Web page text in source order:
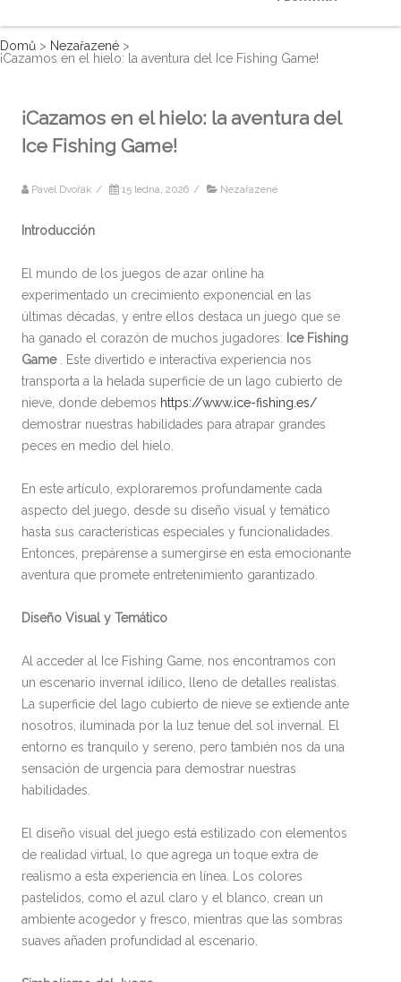
Domů > Nezařazené >
¡Cazamos en el hielo: la aventura del Ice Fishing Game!
¡Cazamos en el hielo: la aventura del
Ice Fishing Game!
Pavel Dvořák / 15 ledna, 2026 / Nezařazené
Introducción
El mundo de los juegos de azar online ha
experimentado un crecimiento exponencial en las
últimas décadas, y entre ellos destaca un juego que se
ha ganado el corazón de muchos jugadores: Ice Fishing
Game
. Este divertido e interactiva experiencia nos
transporta a la helada superficie de un lago cubierto de
nieve, donde debemos https://www.ice-fishing.es/
demostrar nuestras habilidades para atrapar grandes
peces en medio del hielo.
En este artículo, exploraremos profundamente cada
aspecto del juego, desde su diseño visual y temático
hasta sus características especiales y funcionalidades.
Entonces, prepárense a sumergirse en esta emocionante
aventura que promete entretenimiento garantizado.
Diseño Visual y Temático
Al acceder al Ice Fishing Game, nos encontramos con
un escenario invernal idílico, lleno de detalles realistas.
La superficie del lago cubierto de nieve se extiende ante
nosotros, iluminada por la luz tenue del sol invernal. El
entorno es tranquilo y sereno, pero también nos da una
sensación de urgencia para demostrar nuestras
habilidades.
El diseño visual del juego está estilizado con elementos
de realidad virtual, lo que agrega un toque extra de
realismo a esta experiencia en línea. Los colores
pastelidos, como el azul claro y el blanco, crean un
ambiente acogedor y fresco, mientras que las sombras
suaves añaden profundidad al escenario.